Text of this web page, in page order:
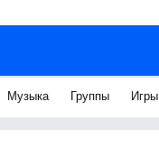
Музыка Группы Игры